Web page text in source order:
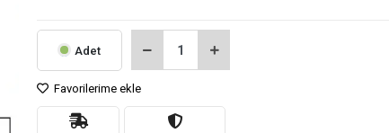
Adet
Favorilerime ekle